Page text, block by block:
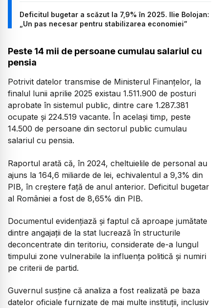
Deficitul bugetar a scăzut la 7,9% în 2025. Ilie Bolojan:
„Un pas necesar pentru stabilizarea economiei”
Peste 14 mii de persoane cumulau salariul cu
pensia
Potrivit datelor transmise de Ministerul Finanțelor, la
finalul lunii aprilie 2025 existau 1.511.900 de posturi
aprobate în sistemul public, dintre care 1.287.381
ocupate și 224.519 vacante. În același timp, peste
14.500 de persoane din sectorul public cumulau
salariul cu pensia.
Raportul arată că, în 2024, cheltuielile de personal au
ajuns la 164,6 miliarde de lei, echivalentul a 9,3% din
PIB, în creștere față de anul anterior. Deficitul bugetar
al României a fost de 8,65% din PIB.
Documentul evidențiază și faptul că aproape jumătate
dintre angajații de la stat lucrează în structurile
deconcentrate din teritoriu, considerate de-a lungul
timpului zone vulnerabile la influența politică și numiri
pe criterii de partid.
Guvernul susține că analiza a fost realizată pe baza
datelor oficiale furnizate de mai multe instituții, inclusiv